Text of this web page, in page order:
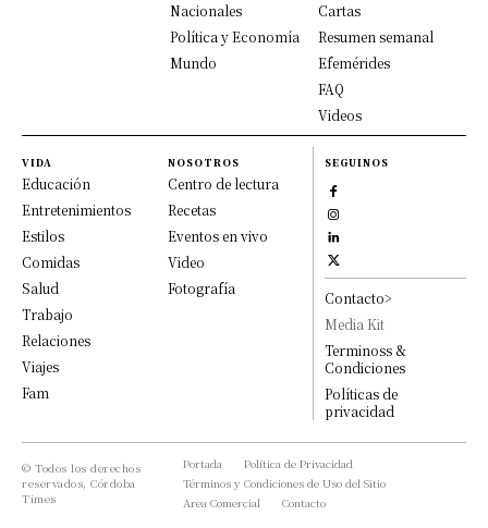
Nacionales
Política y Economía
Mundo
Cartas
Resumen semanal
Efemérides
FAQ
Videos
VIDA
Educación
Entretenimientos
Estilos
Comidas
Salud
Trabajo
Relaciones
Viajes
Fam
NOSOTROS
Centro de lectura
Recetas
Eventos en vivo
Video
Fotografía
SEGUINOS
Contacto>
Media Kit
Terminoss &
Condiciones
Políticas de
privacidad
© Todos los derechos
reservados, Córdoba
Times
Portada
Política de Privacidad
Términos y Condiciones de Uso del Sitio
Area Comercial
Contacto